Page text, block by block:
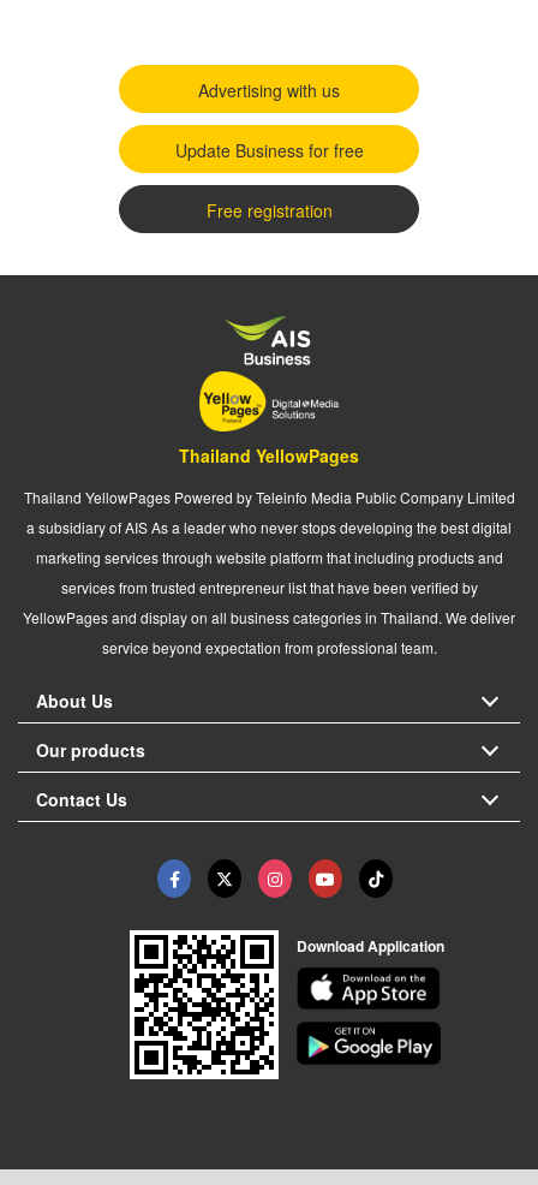
Advertising with us
Update Business for free
Free registration
Thailand YellowPages
Thailand YellowPages Powered by Teleinfo Media Public Company Limited
a subsidiary of AIS As a leader who never stops developing the best digital
marketing services through website platform that including products and
services from trusted entrepreneur list that have been verified by
YellowPages and display on all business categories in Thailand. We deliver
service beyond expectation from professional team.
About Us
Our products
Contact Us
Download Application